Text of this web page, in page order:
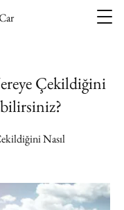
Çekildiğini
Nasıl